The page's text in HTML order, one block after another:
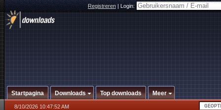
Registreren|Login:
Startpagina Downloads Top downloads Meer
8/10/2026 10:47:52 AM